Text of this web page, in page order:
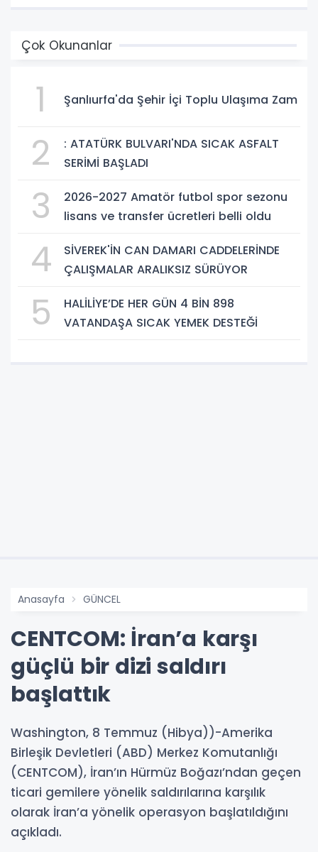
Çok Okunanlar
1 Şanlıurfa'da Şehir İçi Toplu Ulaşıma Zam
2
: ATATÜRK BULVARI'NDA SICAK ASFALT
SERİMİ BAŞLADI
3
2026-2027 Amatör futbol spor sezonu
lisans ve transfer ücretleri belli oldu
4
SİVEREK'İN CAN DAMARI CADDELERİNDE
ÇALIŞMALAR ARALIKSIZ SÜRÜYOR
5
HALİLİYE’DE HER GÜN 4 BİN 898
VATANDAŞA SICAK YEMEK DESTEĞİ
Anasayfa GÜNCEL
CENTCOM: İran’a karşı
güçlü bir dizi saldırı
başlattık
Washington, 8 Temmuz (Hibya))-Amerika
Birleşik Devletleri (ABD) Merkez Komutanlığı
(CENTCOM), İran’ın Hürmüz Boğazı’ndan geçen
ticari gemilere yönelik saldırılarına karşılık
olarak İran’a yönelik operasyon başlatıldığını
açıkladı.